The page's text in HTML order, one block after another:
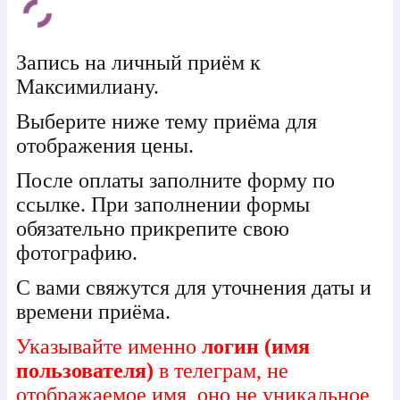
Запись на личный приём к
Максимилиану.
Выберите ниже тему приёма для
отображения цены.
После оплаты заполните форму по
ссылке. При заполнении формы
обязательно прикрепите свою
фотографию.
С вами свяжутся для уточнения даты и
времени приёма.
Указывайте именно логин (имя
пользователя) в телеграм, не
отображаемое имя, оно не уникальное,